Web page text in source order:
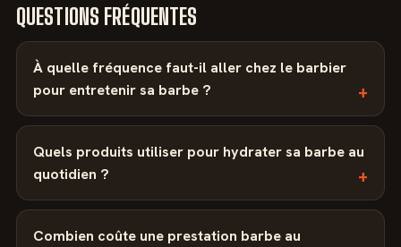
QUESTIONS FRÉQUENTES
À quelle fréquence faut-il aller chez le barbier
pour entretenir sa barbe ?
Quels produits utiliser pour hydrater sa barbe au
quotidien ?
Combien coûte une prestation barbe au